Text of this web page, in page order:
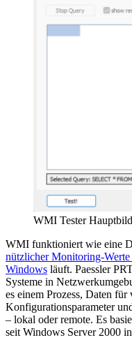
WMI Tester
WMI funktioniert wie eine
nützlicher Monitoring-
Windows läuft. Paessler
Systeme in
es einem Prozess, Daten
Konfigurationsparameter
– lokal oder remote. Es
seit Windows Server 2000